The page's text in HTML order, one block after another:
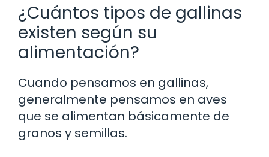
¿Cuántos tipos de gallinas
existen según su
alimentación?
Cuando pensamos en gallinas,
generalmente pensamos en aves
que se alimentan básicamente de
granos y semillas.